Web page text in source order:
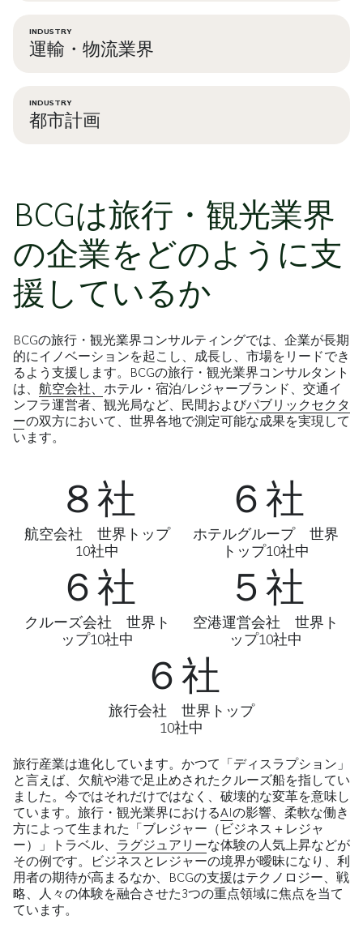
INDUSTRY
運輸・物流業界
INDUSTRY
都市計画
BCGは旅行・観光業界
の企業をどのように支
援しているか
BCGの旅行・観光業界コンサルティングでは、企業が長期
的にイノベーションを起こし、成長し、市場をリードでき
るよう支援します。BCGの旅行・観光業界コンサルタント
は、 航空会社、 ホテル・宿泊/レジャーブランド、交通イ
ンフラ運営者、観光局など、民間およびパブリックセクタ
ーの双方において、世界各地で測定可能な成果を実現して
います。
８社
航空会社 世界トップ
10社中
６社
ホテルグループ 世界
トップ10社中
６社
クルーズ会社 世界ト
ップ10社中
５社
空港運営会社 世界ト
ップ10社中
６社
旅行会社 世界トップ
10社中
旅行産業は進化しています。かつて「ディスラプション」
と言えば、欠航や港で足止めされたクルーズ船を指してい
ました。今ではそれだけではなく、破壊的な変革を意味し
ています。旅行・観光業界におけるAIの影響、柔軟な働き
方によって生まれた「ブレジャー（ビジネス＋レジャ
ー）」トラベル、 ラグジュアリーな体験の人気上昇などが
その例です。ビジネスとレジャーの境界が曖昧になり、利
用者の期待が高まるなか、BCGの支援はテクノロジー、戦
略、人々の体験を融合させた3つの重点領域に焦点を当て
ています。